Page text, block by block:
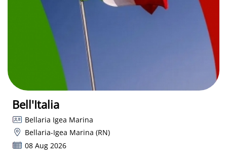
Bell'Italia
Bellaria Igea Marina
Bellaria-Igea Marina (RN)
08 Aug 2026